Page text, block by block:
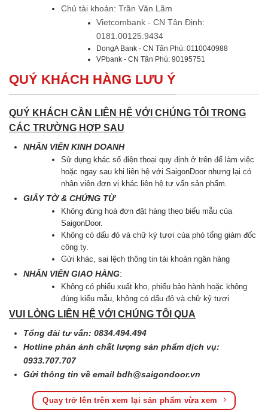
Chủ tài khoản: Trần Văn Lãm
Vietcombank - CN Tân Định:
0181.00125.9434
DongA Bank - CN Tân Phú: 0110040988
VPbank - CN Tân Phú: 90195751
QUÝ KHÁCH HÀNG LƯU Ý
QUÝ KHÁCH CẦN LIÊN HỆ VỚI CHÚNG TÔI TRONG
CÁC TRƯỜNG HỢP SAU
NHÂN VIÊN KINH DOANH
Sử dụng khác số điện thoại quy định ở trên để làm việc
hoặc ngay sau khi liên hệ với SaigonDoor nhưng lại có
nhân viên đơn vị khác liên hệ tư vấn sản phẩm.
GIẤY TỜ & CHỨNG TỪ
Không đúng hoá đơn đặt hàng theo biểu mẫu của
SaigonDoor.
Không có dấu đỏ và chữ ký tươi của phó tổng giám đốc
công ty.
Gửi khác, sai lệch thông tin tài khoản ngân hàng
NHÂN VIÊN GIAO HÀNG:
Không có phiếu xuất kho, phiếu bảo hành hoặc không
đúng kiểu mẫu, không có dấu đỏ và chữ kỷ tươi
VUI LÒNG LIÊN HỆ VỚI CHÚNG TÔI QUA
Tổng đài tư vấn: 0834.494.494
Hotline phản ánh chất lượng sản phẩm dịch vụ:
0933.707.707
Gửi thông tin về emailbdh@saigondoor.vn
Quay trở lên trên xem lại sản phẩm vừa xem